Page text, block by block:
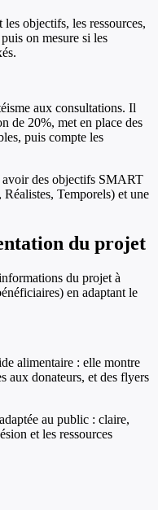
objectifs, les ressources,
on mesure si les
aux consultations. Il
de 20%, met en place des
puis compte les
des objectifs SMART
Temporels) et une
du projet
du projet à
en adaptant le
alimentaire : elle montre
aux donateurs, et des flyers
au public : claire,
et les ressources